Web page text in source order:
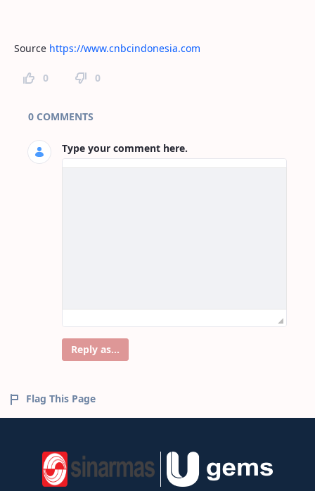
Source https://www.cnbcindonesia.com
0 0
Page Comments
0 COMMENTS
Type your comment here.
Reply as...
Flag This Page